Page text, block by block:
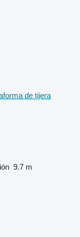
de tijera
9.7 m